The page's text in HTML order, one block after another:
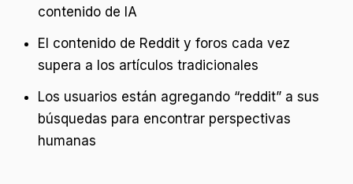
contenido de IA
El contenido de Reddit y foros cada vez
supera a los artículos tradicionales
Los usuarios están agregando “reddit” a sus
búsquedas para encontrar perspectivas
humanas